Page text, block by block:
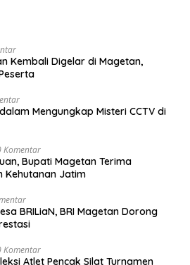
Kembali Digelar di Magetan,
Mengungkap Misteri CCTV di
Komentar
Bupati Magetan Terima
Kehutanan Jatim
BRILiaN, BRI Magetan Dorong
Komentar
Atlet Pencak Silat Turnamen